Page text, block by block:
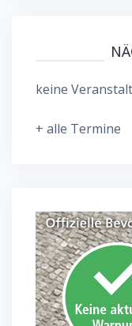
keine
+ alle Termine